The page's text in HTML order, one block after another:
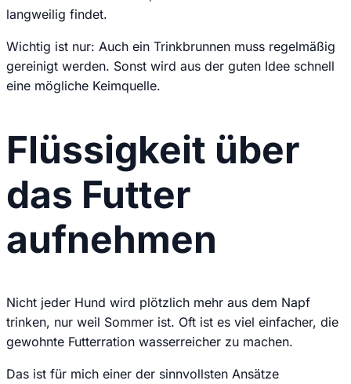
langweilig findet.
Wichtig ist nur: Auch ein Trinkbrunnen muss regelmäßig
gereinigt werden. Sonst wird aus der guten Idee schnell
eine mögliche Keimquelle.
Flüssigkeit über
das Futter
aufnehmen
Nicht jeder Hund wird plötzlich mehr aus dem Napf
trinken, nur weil Sommer ist. Oft ist es viel einfacher, die
gewohnte Futterration wasserreicher zu machen.
Das ist für mich einer der sinnvollsten Ansätze